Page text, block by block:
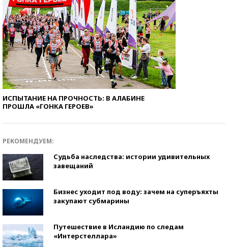
ИСПЫТАНИЕ НА ПРОЧНОСТЬ: В АЛАБИНЕ
ПРОШЛА «ГОНКА ГЕРОЕВ»
РЕКОМЕНДУЕМ:
Судьба наследства: истории удивительных
завещаний
Бизнес уходит под воду: зачем на суперъяхты
закупают субмарины
Путешествие в Исландию по следам
«Интерстеллара»